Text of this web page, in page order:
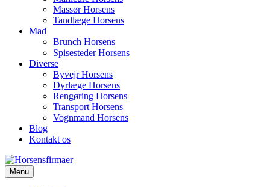
Massør Horsens
Tandlæge Horsens
Mad
Brunch Horsens
Spisesteder Horsens
Diverse
Byvejr Horsens
Dyrlæge Horsens
Rengøring Horsens
Transport Horsens
Vognmand Horsens
Blog
Kontakt os
Menu